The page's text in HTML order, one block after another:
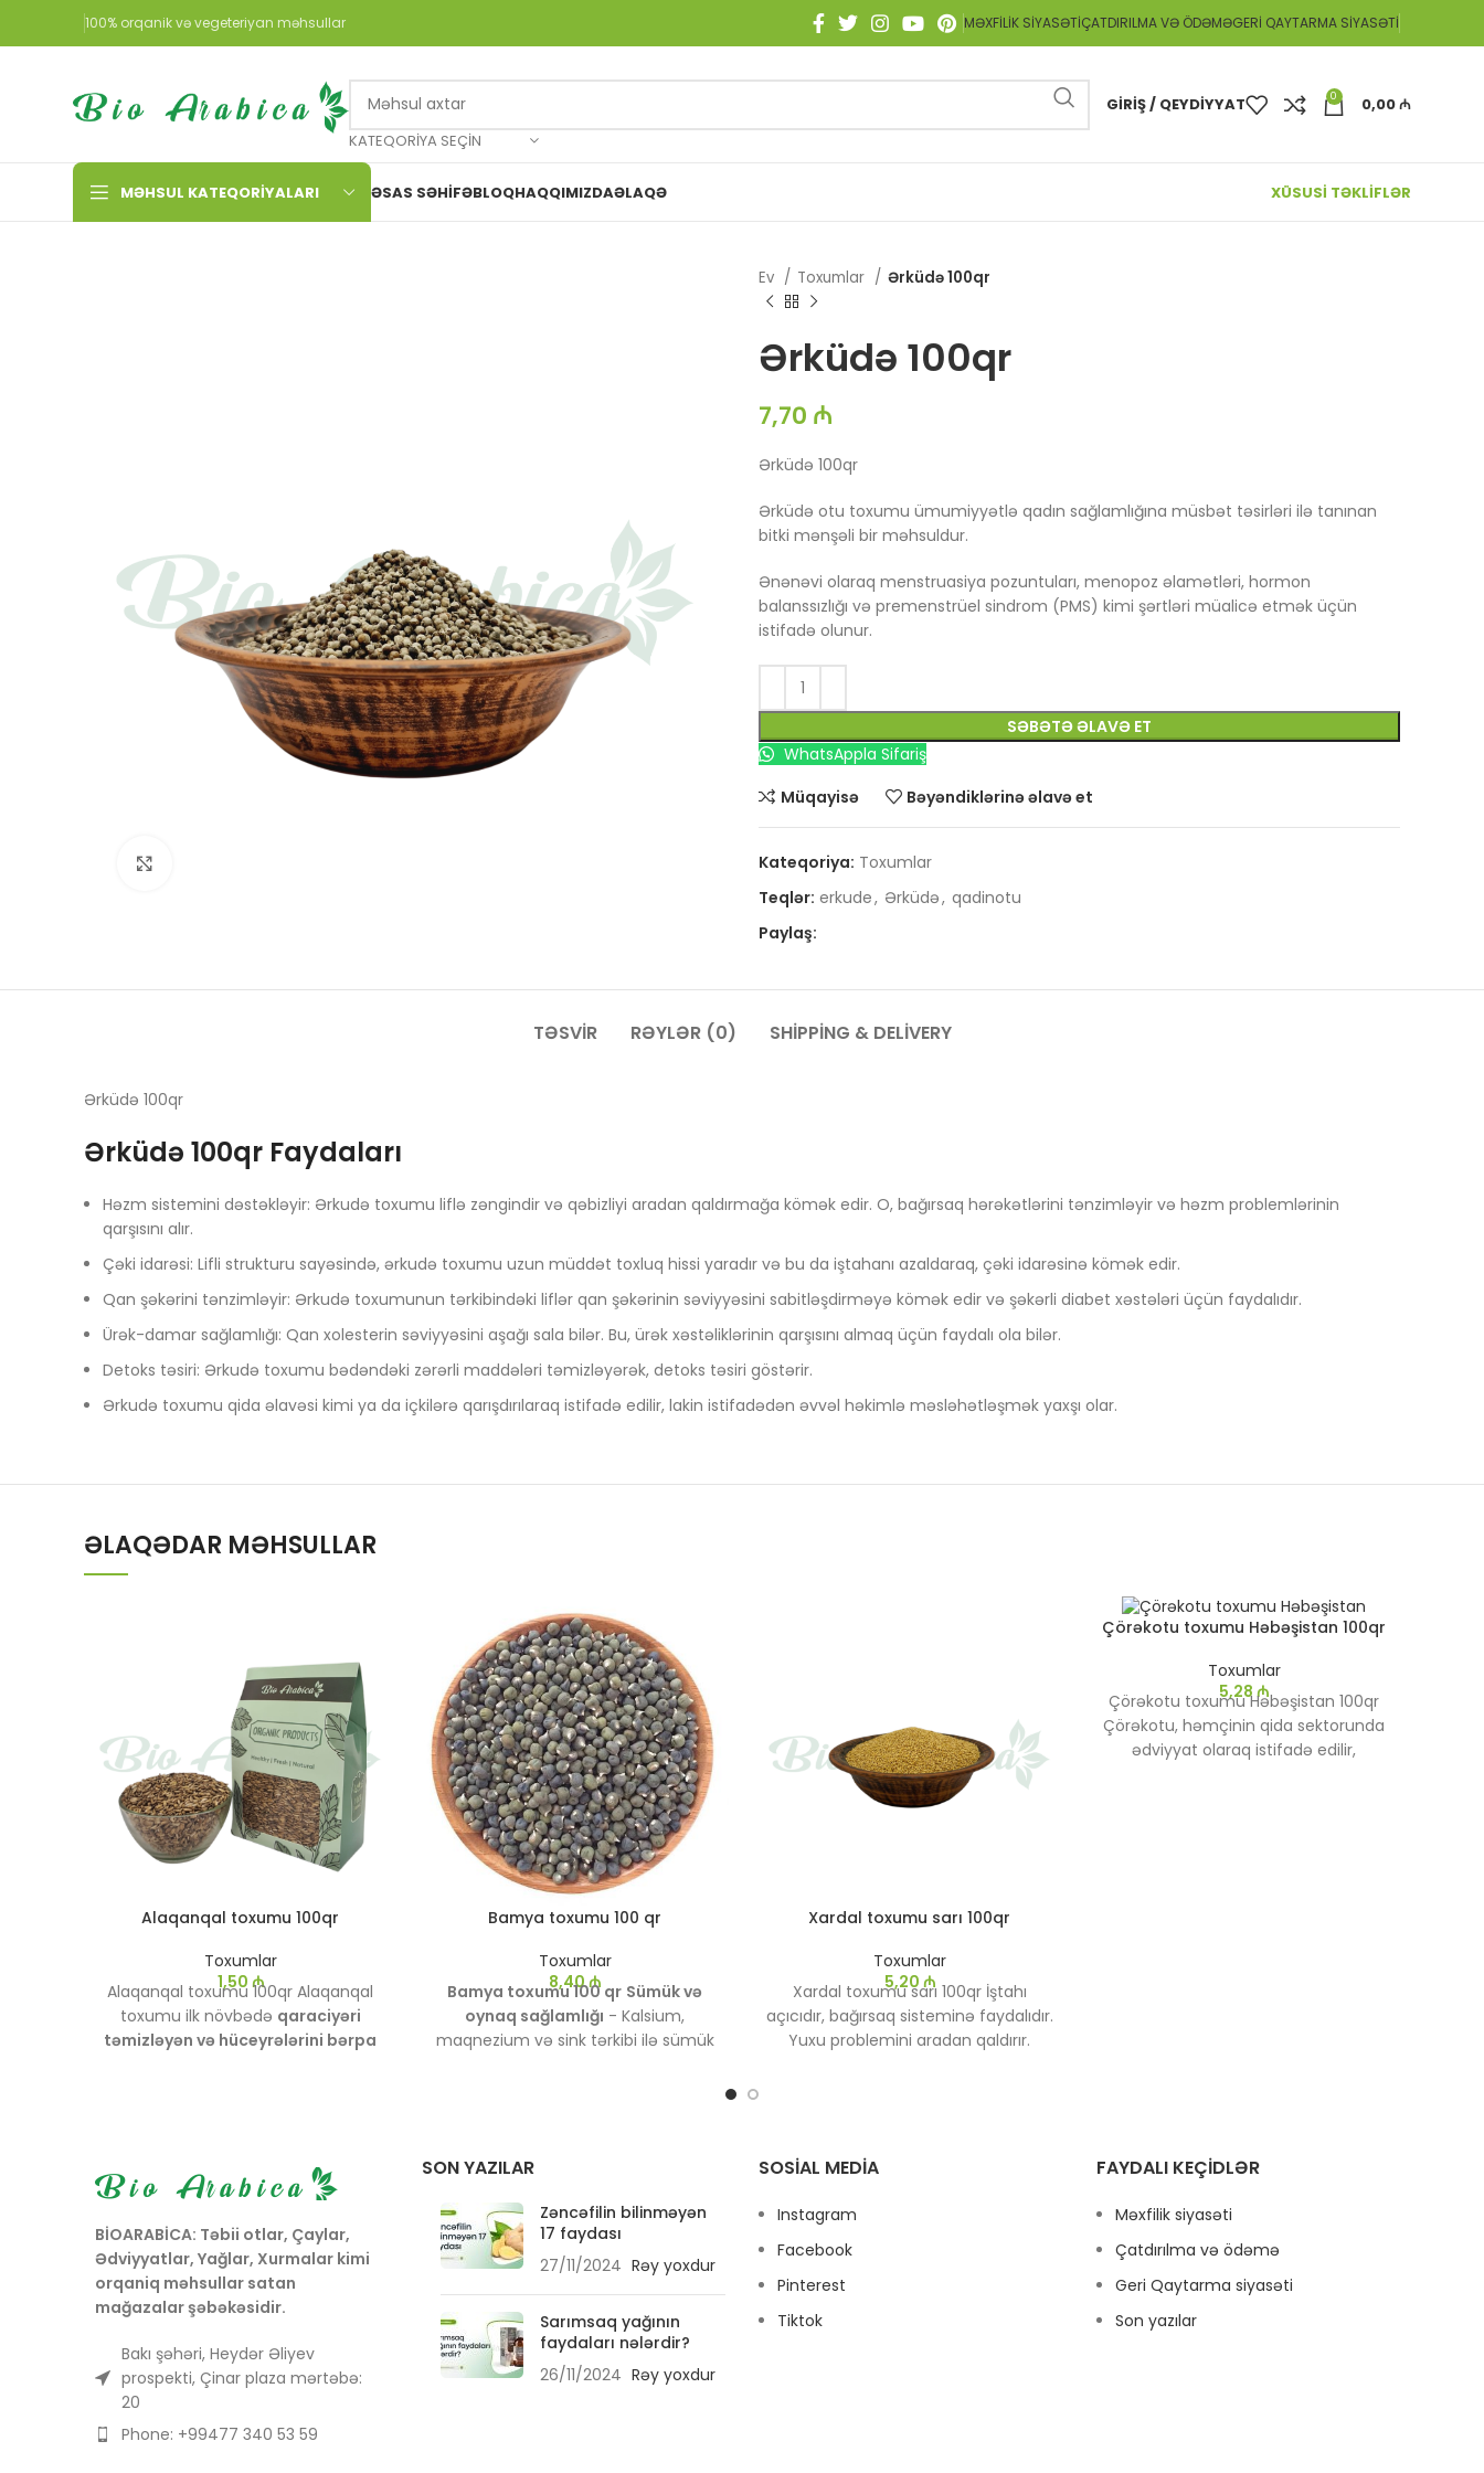
100% orqanik və vegeteriyan məhsullar MƏXFILIK SIYASƏTIÇATDIRILMA VƏ ÖDƏMƏGERI QAYTARMA SIYASƏTI
KATEQORIYA SEÇIN
GIRIŞ / QEYDIYYAT 0 0,00₼
MƏHSUL KATEQORIYALARI ƏSAS SƏHIFƏBLOQHAQQIMIZDAƏLAQƏ XÜSUSİ TƏKLİFLƏR
Ev Toxumlar Ərküdə 100qr
Ərküdə 100qr
7,70 ₼
Ərküdə 100qr
Ərküdə otu toxumu ümumiyyətlə qadın sağlamlığına müsbət təsirləri ilə tanınan
bitki mənşəli bir məhsuldur.
Ənənəvi olaraq menstruasiya pozuntuları, menopoz əlamətləri, hormon
balanssızlığı və premenstrüel sindrom (PMS) kimi şərtləri müalicə etmək üçün
istifadə olunur.
SƏBƏTƏ ƏLAVƏ ET
WhatsAppla Sifariş
Müqayisə
Bəyəndiklərinə əlavə et
Kateqoriya: Toxumlar
Teqlər: erkude, Ərküdə, qadinotu
Paylaş:
TƏSVIR RƏYLƏR (0) SHIPPING & DELIVERY
Ərküdə 100qr
Ərküdə 100qr Faydaları
Həzm sistemini dəstəkləyir: Ərkudə toxumu liflə zəngindir və qəbizliyi aradan qaldırmağa kömək edir. O, bağırsaq hərəkətlərini tənzimləyir və həzm problemlərinin
qarşısını alır.
Çəki idarəsi: Lifli strukturu sayəsində, ərkudə toxumu uzun müddət toxluq hissi yaradır və bu da iştahanı azaldaraq, çəki idarəsinə kömək edir.
Qan şəkərini tənzimləyir: Ərkudə toxumunun tərkibindəki liflər qan şəkərinin səviyyəsini sabitləşdirməyə kömək edir və şəkərli diabet xəstələri üçün faydalıdır.
Ürək-damar sağlamlığı: Qan xolesterin səviyyəsini aşağı sala bilər. Bu, ürək xəstəliklərinin qarşısını almaq üçün faydalı ola bilər.
Detoks təsiri: Ərkudə toxumu bədəndəki zərərli maddələri təmizləyərək, detoks təsiri göstərir.
Ərkudə toxumu qida əlavəsi kimi ya da içkilərə qarışdırılaraq istifadə edilir, lakin istifadədən əvvəl həkimlə məsləhətləşmək yaxşı olar.
ƏLAQƏDAR MƏHSULLAR
Alaqanqal toxumu 100qr
Toxumlar
1,50 ₼
Alaqanqal toxumu 100qr Alaqanqal
toxumu ilk növbədə qaraciyəri
təmizləyən və hüceyrələrini bərpa
əleyhinə təsir göstərir
Bamya toxumu 100 qr
Toxumlar
8,40₼
Bamya toxumu 100 qr Sümük və
oynaq sağlamlığı - Kalsium,
maqnezium və sink tərkibi ilə sümük
Xardal toxumu sarı 100qr
Toxumlar
5,20 ₼
Xardal toxumu sarı 100qr İştahı
açıcıdır, bağırsaq sisteminə faydalıdır.
Yuxu problemini aradan qaldırır.
Çörəkotu toxumu Həbəşistan 100qr
Toxumlar
5,28 ₼
Çörəkotu toxumu Həbəşistan 100qr
Çörəkotu, həmçinin qida sektorunda
ədviyyat olaraq istifadə edilir,
BİOARABİCA: Təbii otlar, Çaylar,
Ədviyyatlar, Yağlar, Xurmalar kimi
orqaniq məhsullar satan
mağazalar şəbəkəsidir.
Bakı şəhəri, Heydər Əliyev
prospekti, Çinar plaza mərtəbə:
20
Phone: +99477 340 53 59
SON YAZILAR
Zəncəfilin bilinməyən
17 faydası
27/11/2024 Rəy yoxdur
Sarımsaq yağının
faydaları nələrdir?
26/11/2024 Rəy yoxdur
SOSIAL MEDIA
Instagram
Facebook
Pinterest
Tiktok
FAYDALI KEÇIDLƏR
Məxfilik siyasəti
Çatdırılma və ödəmə
Geri Qaytarma siyasəti
Son yazılar